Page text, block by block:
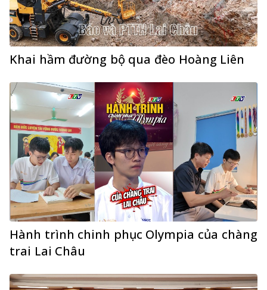
Khai hầm đường bộ qua đèo Hoàng Liên
Hành trình chinh phục Olympia của chàng
trai Lai Châu